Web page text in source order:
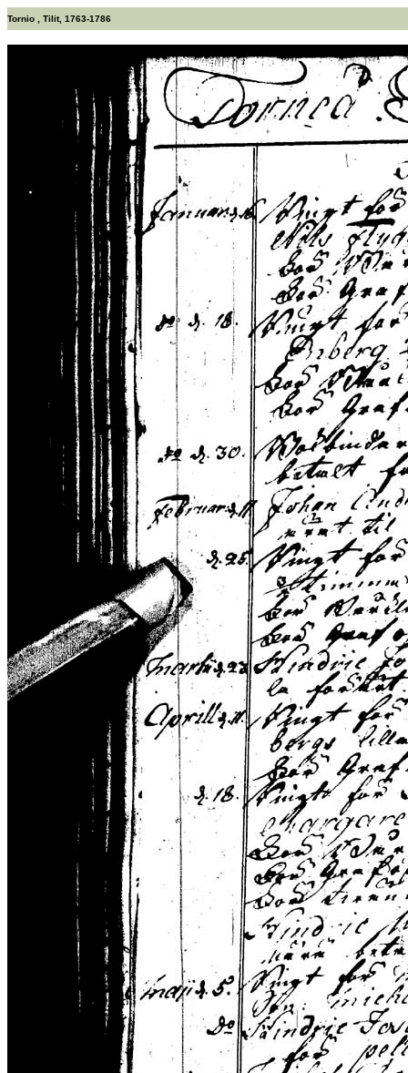
Tornio , Tilit, 1763-1786